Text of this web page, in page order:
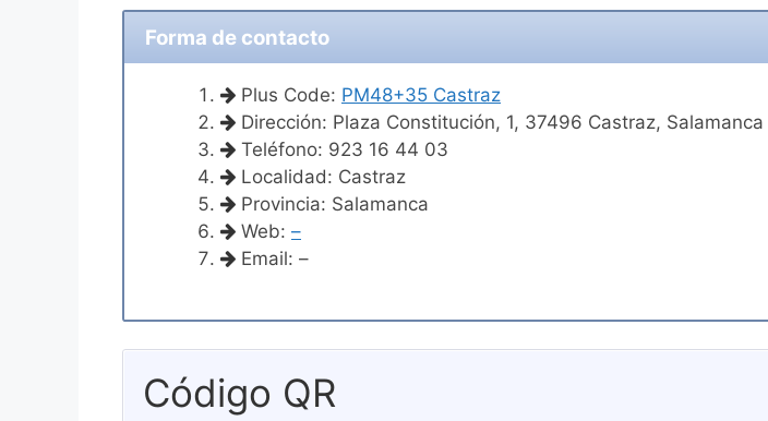
Forma de contacto
Plus Code: PM48+35 Castraz
Dirección: Plaza Constitución, 1, 37496 Castraz, Salamanca
Teléfono: 923 16 44 03
Localidad: Castraz
Provincia: Salamanca
Web: –
Email: –
Código QR